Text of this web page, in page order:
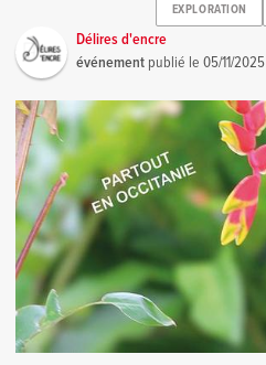
EXPLORATION
Délires d'encre
événement publié le05/11/2025